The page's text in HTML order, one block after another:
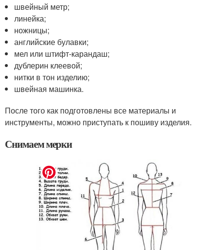
швейный метр;
линейка;
ножницы;
английские булавки;
мел или штифт-карандаш;
дублерин клеевой;
нитки в тон изделию;
швейная машинка.
После того как подготовлены все материалы и
инструменты, можно приступать к пошиву изделия.
Снимаем мерки